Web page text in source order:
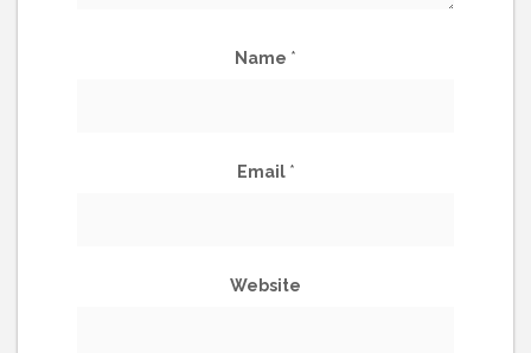
Name *
Email *
Website